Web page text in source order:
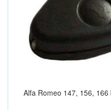
Alfa Romeo 147, 156,